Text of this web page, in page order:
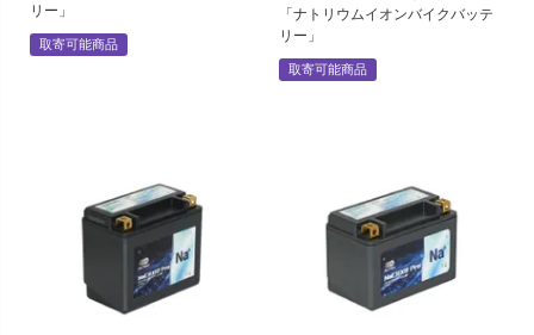
リー」
取寄可能商品
「ナトリウムイオンバイクバッテ
リー」
取寄可能商品